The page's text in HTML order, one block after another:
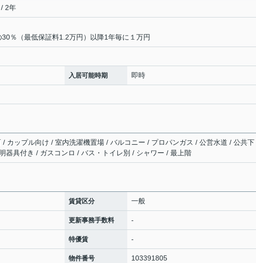
2年
％（最低保証料1.2万円）以降1年毎に１万円
入居可能時期 即時
/ カップル向け / 室内洗濯機置場 / バルコニー / プロパンガス / 公営水道 / 公共下
器具付き / ガスコンロ / バス・トイレ別 / シャワー / 最上階
賃貸区分 一般
更新事務手数料 -
特優賃 -
物件番号 103391805